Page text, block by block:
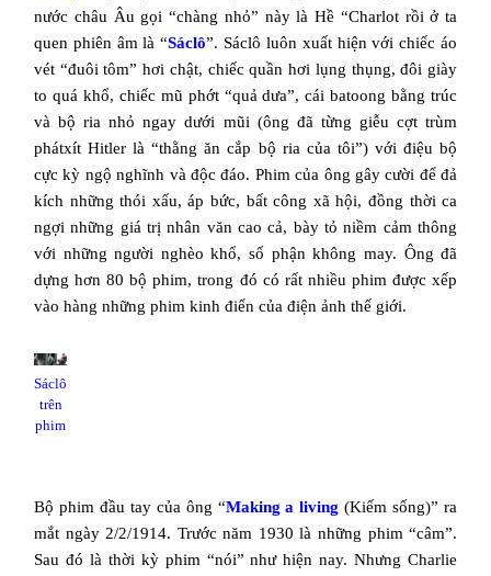
nước châu Âu gọi “chàng nhỏ” này là Hề “Charlot rồi ở ta
quen phiên âm là “Sáclô”. Sáclô luôn xuất hiện với chiếc áo
vét “đuôi tôm” hơi chật, chiếc quần hơi lụng thụng, đôi giày
to quá khổ, chiếc mũ phớt “quả dưa”, cái batoong bằng trúc
và bộ ria nhỏ ngay dưới mũi (ông đã từng giễu cợt trùm
phátxít Hitler là “thằng ăn cắp bộ ria của tôi”) với điệu bộ
cực kỳ ngộ nghĩnh và độc đáo. Phim của ông gây cười để đả
kích những thói xấu, áp bức, bất công xã hội, đồng thời ca
ngợi những giá trị nhân văn cao cả, bày tỏ niềm cảm thông
với những người nghèo khổ, số phận không may. Ông đã
dựng hơn 80 bộ phim, trong đó có rất nhiều phim được xếp
vào hàng những phim kinh điển của điện ảnh thế giới.
Sáclô
trên
phim
Bộ phim đầu tay của ông “Making a living (Kiếm sống)” ra
mắt ngày 2/2/1914. Trước năm 1930 là những phim “câm”.
Sau đó là thời kỳ phim “nói” như hiện nay. Nhưng Charlie